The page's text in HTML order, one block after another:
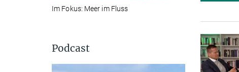
Im Fokus: Meer im Fluss
Podcast